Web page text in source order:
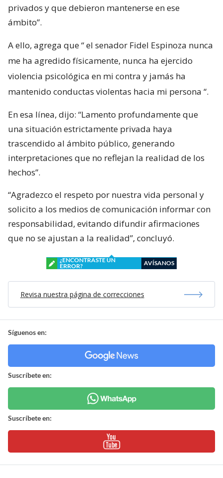
privados y que debieron mantenerse en ese
ámbito”.
A ello, agrega que “el senador Fidel Espinoza nunca
me ha agredido físicamente, nunca ha ejercido
violencia psicológica en mi contra y jamás ha
mantenido conductas violentas hacia mi persona “.
En esa línea, dijo: “Lamento profundamente que
una situación estrictamente privada haya
trascendido al ámbito público, generando
interpretaciones que no reflejan la realidad de los
hechos”.
“Agradezco el respeto por nuestra vida personal y
solicito a los medios de comunicación informar con
responsabilidad, evitando difundir afirmaciones
que no se ajustan a la realidad”, concluyó.
¿ENCONTRASTE UN
ERROR?
AVÍSANOS
Revisa nuestra página de correcciones
Síguenos en:
Suscríbete en:
Suscríbete en: